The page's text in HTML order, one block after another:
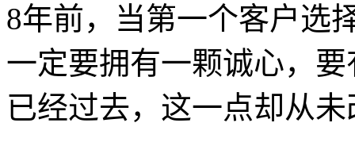
8年前，当第一个客户选
一定要拥有一颗诚心，
已经过去，这一点却从